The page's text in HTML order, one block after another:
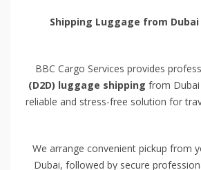
Shipping Luggage from Dubai
BBC Cargo Services provides
(D2D) luggage shipping from
reliable and stress-free solution for
We arrange convenient pickup from
Dubai, followed by secure